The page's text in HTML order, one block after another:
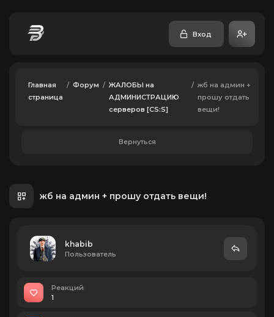
Вход
Главная
страница
/ Форум / ЖАЛОБЫ на
АДМИНИСТРАЦИЮ
серверов [CS:S]
/ жб на админ +
прошу отдать
вещи!
Вернуться
жб на админ + прошу отдать вещи!
khabib
Пользователь
Реакций
1